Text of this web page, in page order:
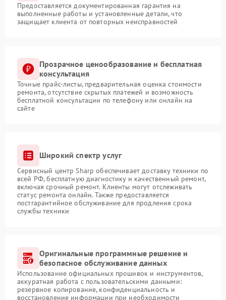
Предоставляется документированная гарантия на
выполненные работы и установленные детали, что
защищает клиента от повторных неисправностей
Прозрачное ценообразование и бесплатная
консультация
Точные прайс-листы, предварительная оценка стоимости
ремонта, отсутствие скрытых платежей и возможность
бесплатной консультации по телефону или онлайн на
сайте
Широкий спектр услуг
Сервисный центр Sharp обеспечивает доставку техники по
всей РФ, бесплатную диагностику и качественный ремонт,
включая срочный ремонт. Клиенты могут отслеживать
статус ремонта онлайн. Также предоставляется
постгарантийное обслуживание для продления срока
службы техники
Оригинальные программные решение и
безопасное обслуживание данных
Использование официальных прошивок и инструментов,
аккуратная работа с пользовательскими данными:
резервное копирование, конфиденциальность и
восстановление информации при необходимости